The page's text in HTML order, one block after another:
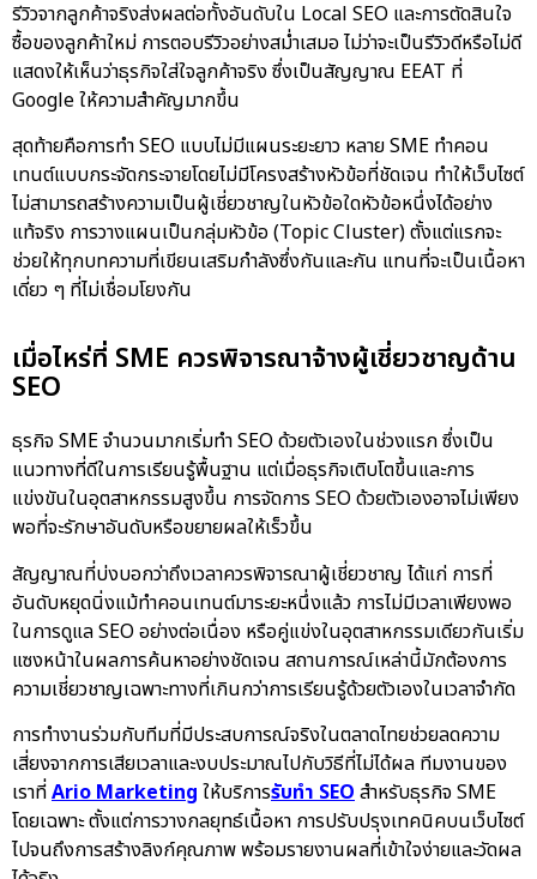
รีวิวจากลูกค้าจริงส่งผลต่อทั้งอันดับใน Local SEO และการตัดสินใจ
ซื้อของลูกค้าใหม่ การตอบรีวิวอย่างสม่ำเสมอ ไม่ว่าจะเป็นรีวิวดีหรือไม่ดี
แสดงให้เห็นว่าธุรกิจใส่ใจลูกค้าจริง ซึ่งเป็นสัญญาณ EEAT ที่
Google ให้ความสำคัญมากขึ้น
สุดท้ายคือการทำ SEO แบบไม่มีแผนระยะยาว หลาย SME ทำคอน
เทนต์แบบกระจัดกระจายโดยไม่มีโครงสร้างหัวข้อที่ชัดเจน ทำให้เว็บไซต์
ไม่สามารถสร้างความเป็นผู้เชี่ยวชาญในหัวข้อใดหัวข้อหนึ่งได้อย่าง
แท้จริง การวางแผนเป็นกลุ่มหัวข้อ (Topic Cluster) ตั้งแต่แรกจะ
ช่วยให้ทุกบทความที่เขียนเสริมกำลังซึ่งกันและกัน แทนที่จะเป็นเนื้อหา
เดี่ยว ๆ ที่ไม่เชื่อมโยงกัน
เมื่อไหร่ที่ SME ควรพิจารณาจ้างผู้เชี่ยวชาญด้าน
SEO
ธุรกิจ SME จำนวนมากเริ่มทำ SEO ด้วยตัวเองในช่วงแรก ซึ่งเป็น
แนวทางที่ดีในการเรียนรู้พื้นฐาน แต่เมื่อธุรกิจเติบโตขึ้นและการ
แข่งขันในอุตสาหกรรมสูงขึ้น การจัดการ SEO ด้วยตัวเองอาจไม่เพียง
พอที่จะรักษาอันดับหรือขยายผลให้เร็วขึ้น
สัญญาณที่บ่งบอกว่าถึงเวลาควรพิจารณาผู้เชี่ยวชาญ ได้แก่ การที่
อันดับหยุดนิ่งแม้ทำคอนเทนต์มาระยะหนึ่งแล้ว การไม่มีเวลาเพียงพอ
ในการดูแล SEO อย่างต่อเนื่อง หรือคู่แข่งในอุตสาหกรรมเดียวกันเริ่ม
แซงหน้าในผลการค้นหาอย่างชัดเจน สถานการณ์เหล่านี้มักต้องการ
ความเชี่ยวชาญเฉพาะทางที่เกินกว่าการเรียนรู้ด้วยตัวเองในเวลาจำกัด
การทำงานร่วมกับทีมที่มีประสบการณ์จริงในตลาดไทยช่วยลดความ
เสี่ยงจากการเสียเวลาและงบประมาณไปกับวิธีที่ไม่ได้ผล ทีมงานของ
เราที่Ario Marketing ให้บริการรับทำ SEOสำหรับธุรกิจ SME
โดยเฉพาะ ตั้งแต่การวางกลยุทธ์เนื้อหา การปรับปรุงเทคนิคบนเว็บไซต์
ไปจนถึงการสร้างลิงก์คุณภาพ พร้อมรายงานผลที่เข้าใจง่ายและวัดผล